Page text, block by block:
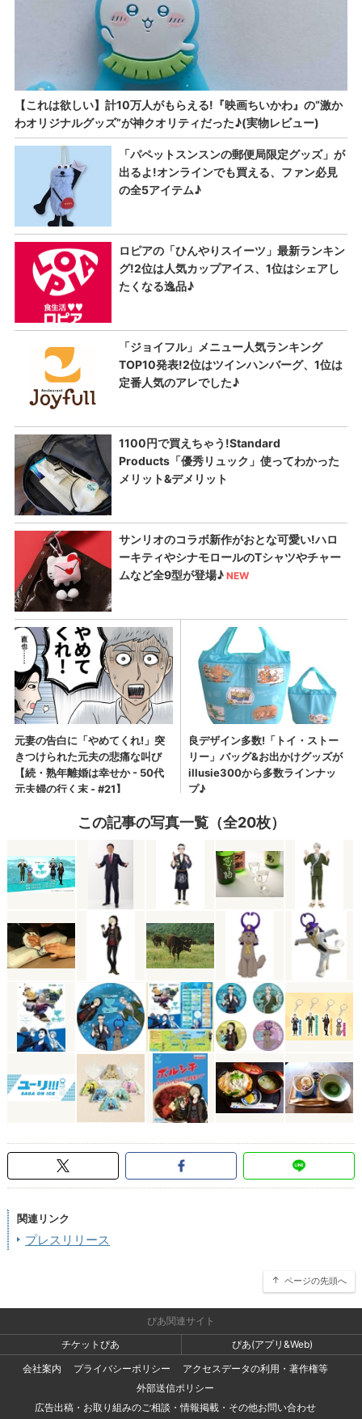
この記事の写真一覧（全20枚）
関連リンク
プレスリリース
ページの先頭へ
ぴあ関連サイト
チケットぴあ
ぴあ(アプリ&Web)
会社案内
プライバシーポリシー
アクセスデータの利用・著作権等
外部送信ポリシー
広告出稿・お取り組みのご相談・情報掲載・その他お問い合わせ